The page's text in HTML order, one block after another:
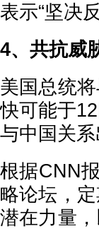
表示“坚决
4、共抗威
美国总统
快可能于
与中国关
根据CNN
略论坛，
潜在力量